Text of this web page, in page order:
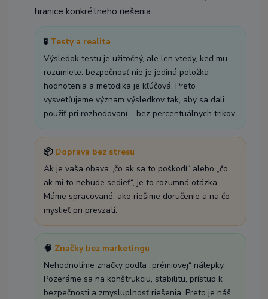
hranice konkrétneho riešenia.
🧪 Testy a realita
Výsledok testu je užitočný, ale len vtedy, keď mu
rozumiete: bezpečnosť nie je jediná položka
hodnotenia a metodika je kľúčová. Preto
vysvetľujeme význam výsledkov tak, aby sa dali
použiť pri rozhodovaní – bez percentuálnych trikov.
📦 Doprava bez stresu
Ak je vaša obava „čo ak sa to poškodí“ alebo „čo
ak mi to nebude sedieť“, je to rozumná otázka.
Máme spracované, ako riešime doručenie a na čo
myslieť pri prevzatí.
🧠 Značky bez marketingu
Nehodnotíme značky podľa „prémiovej“ nálepky.
Pozeráme sa na konštrukciu, stabilitu, prístup k
bezpečnosti a zmysluplnosť riešenia. Preto je náš